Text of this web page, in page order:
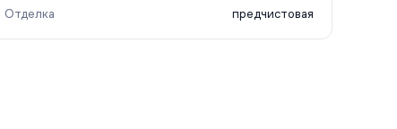
Отделка предчистовая